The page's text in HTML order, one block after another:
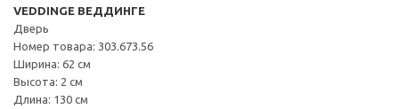
VEDDINGE ВЕДДИНГЕ
Дверь
Номер товара: 303.673.56
Ширина: 62 см
Высота: 2 см
Длина: 130 см